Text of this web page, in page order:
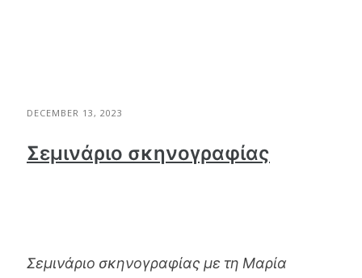
DECEMBER 13, 2023
Σεμινάριο σκηνογραφίας
Σεμινάριο σκηνογραφίας με τη Μαρία